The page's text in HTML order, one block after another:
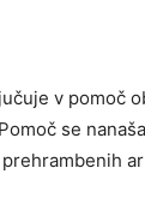
v pomoč
se